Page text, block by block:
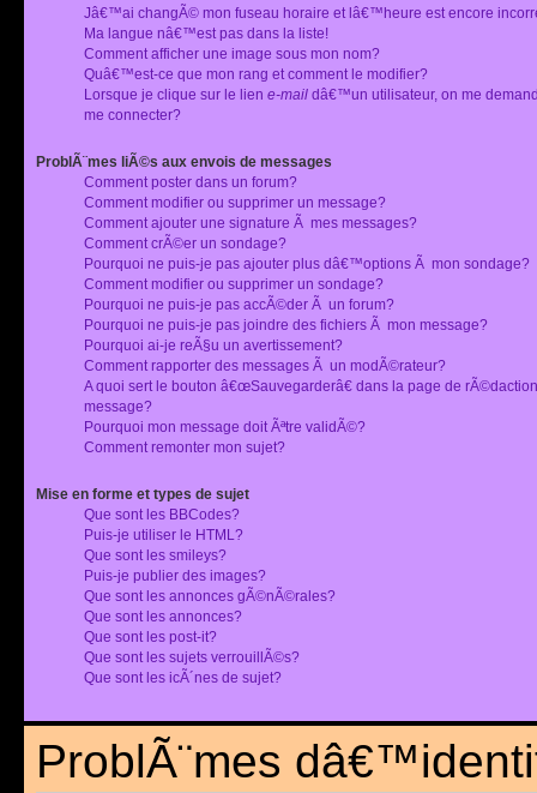
Jâ€™ai changÃ© mon fuseau horaire et lâ€™heure est encore
Ma langue nâ€™est pas dans la liste!
Comment afficher une image sous mon nom?
Quâ€™est-ce que mon rang et comment le modifier?
Lorsque je clique sur le lien e-mail dâ€™un utilisateur, on me
me connecter?
ProblÃ¨mes liÃ©s aux envois de messages
Comment poster dans un forum?
Comment modifier ou supprimer un message?
Comment ajouter une signature Ã mes messages?
Comment crÃ©er un sondage?
Pourquoi ne puis-je pas ajouter plus dâ€™options Ã mon sondage?
Comment modifier ou supprimer un sondage?
Pourquoi ne puis-je pas accÃ©der Ã un forum?
Pourquoi ne puis-je pas joindre des fichiers Ã mon message?
Pourquoi ai-je reÃ§u un avertissement?
Comment rapporter des messages Ã un modÃ©rateur?
A quoi sert le bouton â€œSauvegarderâ€ dans la page de
message?
Pourquoi mon message doit Ãªtre validÃ©?
Comment remonter mon sujet?
Mise en forme et types de sujet
Que sont les BBCodes?
Puis-je utiliser le HTML?
Que sont les smileys?
Puis-je publier des images?
Que sont les annonces gÃ©nÃ©rales?
Que sont les annonces?
Que sont les post-it?
Que sont les sujets verrouillÃ©s?
Que sont les icÃ´nes de sujet?
ProblÃ¨mes